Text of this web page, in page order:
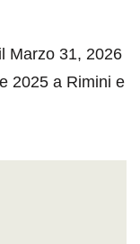
Marzo 31, 2026
2025 a Rimini e